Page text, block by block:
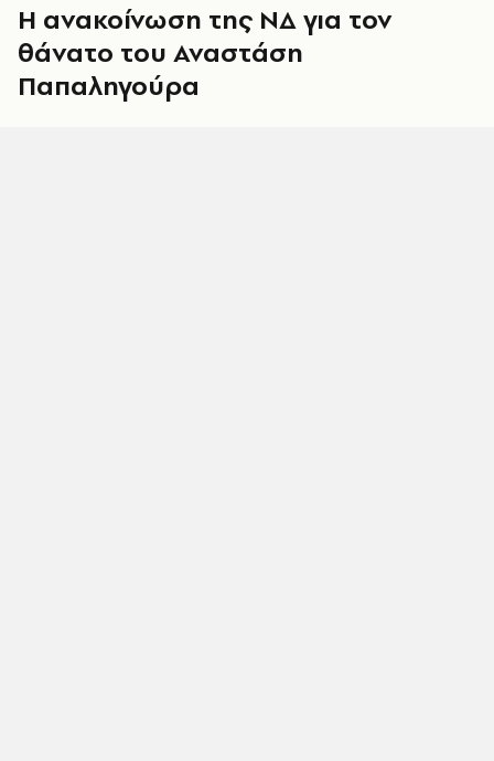
Η ανακοίνωση της ΝΔ για τον
θάνατο του Αναστάση
Παπαληγούρα